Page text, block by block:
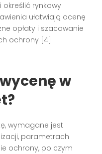
rynkowy
ułatwiają ocenę
opłaty i szacowanie
ochrony [4].
w
wymagane jest
parametrach
ochrony, po czym